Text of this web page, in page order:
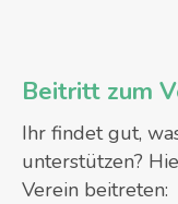
Beitritt zum
Ihr findet gut,
unterstützen?
Verein beitreten: